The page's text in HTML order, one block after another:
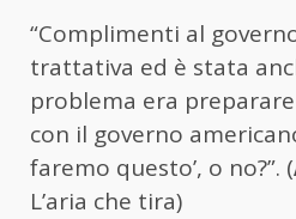
“Complimenti al
trattativa ed è stata
problema era
con il governo
faremo questo’, o no?”. (
L’aria che tira)